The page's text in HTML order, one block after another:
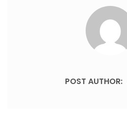
POST AUTHOR: